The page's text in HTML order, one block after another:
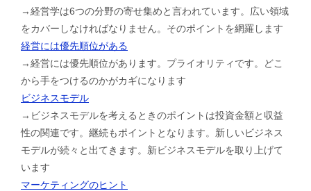
→経営学は6つの分野の寄せ集めと言われています。広い領域
をカバーしなければなりません。そのポイントを網羅します
経営には優先順位がある
→経営には優先順位があります。プライオリティです。どこ
から手をつけるのかがカギになります
ビジネスモデル
→ビジネスモデルを考えるときのポイントは投資金額と収益
性の関連です。継続もポイントとなります。新しいビジネス
モデルが続々と出てきます。新ビジネスモデルを取り上げて
います
マーケティングのヒント